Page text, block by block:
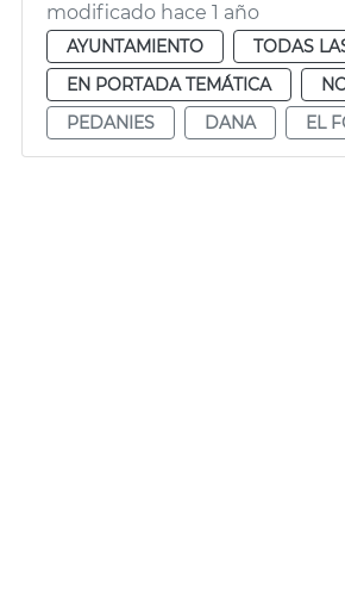
modificado hace 1 año
AYUNTAMIENTO TODAS
EN PORTADA TEMÁTICA
PEDANIES
DANA EL